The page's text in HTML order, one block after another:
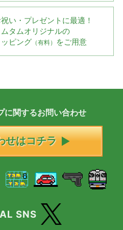
い・プレゼントに最適！
ムタムオリジナルの
ピング （有料） をご用意
に関するお問い合わせ
せはコチラ
SNS